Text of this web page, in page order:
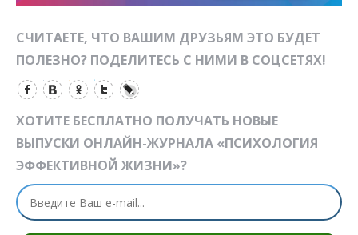
СЧИТАЕТЕ, ЧТО ВАШИМ ДРУЗЬЯМ ЭТО БУДЕТ
ПОЛЕЗНО? ПОДЕЛИТЕСЬ С НИМИ В СОЦСЕТЯХ!
ХОТИТЕ БЕСПЛАТНО ПОЛУЧАТЬ НОВЫЕ
ВЫПУСКИ ОНЛАЙН-ЖУРНАЛА «ПСИХОЛОГИЯ
ЭФФЕКТИВНОЙ ЖИЗНИ»?